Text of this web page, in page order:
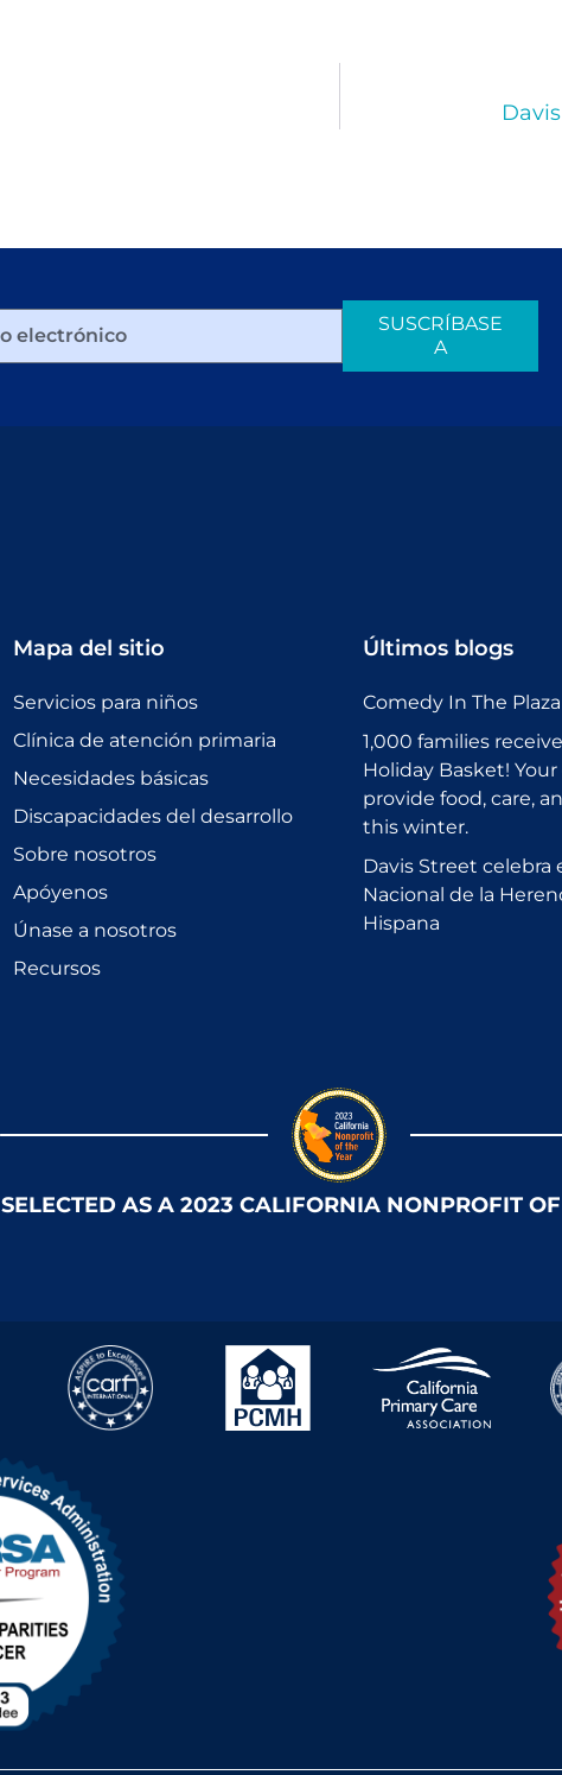
SUSCRÍBASE
A
Mapa del sitio
Servicios para niños
Clínica de atención primaria
Necesidades básicas
Discapacidades del desarrollo
Sobre nosotros
Apóyenos
Únase a nosotros
Recursos
Últimos blogs
Comedy In The Plaza
1,000 families
Holiday Basket!
provide food, care,
this winter.
Davis Street celebra
Nacional de la
Hispana
SELECTED AS A 2023 CALIFORNIA NONPROFIT